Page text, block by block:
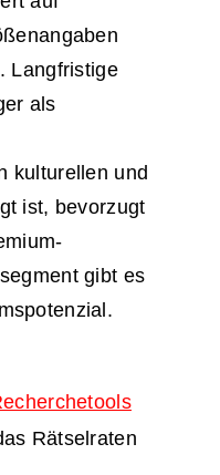
Langfristige
als
kulturellen und
ist, bevorzugt
gibt es
Rätselraten